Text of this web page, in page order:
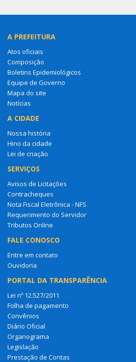
A PREFEITURA
Atos oficiais
Composição
Boletins Epidemiológicos
Equipe de Governo
Mapa do site
Notícias
A CIDADE
Nossa história
Hino da cidade
Lei de criação
SERVIÇOS
Avisos de Licitações
Contracheques
Nota Fiscal Eletrônica - NFS
Requerimento do Servidor
Tributos Online
FALE CONOSCO
Entre em contato
Ouvidoria
PORTAL DA TRANSPARÊNCIA
Lei nº 12.527/2011
Folha de pagamento
Convênios
Diário Oficial
Organograma
Legislação
Prestação de Contas